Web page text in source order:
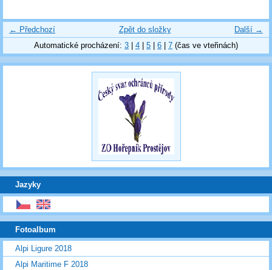
← Předchozí Další →
Zpět do složky
Automatické procházení: 3 4 5 6 7 (čas ve vteřinách)
Jazyky
Fotoalbum
Alpi Ligure 2018
Alpi Maritime F 2018